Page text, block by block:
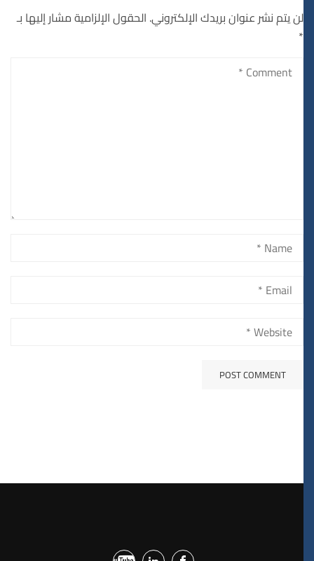
لن يتم نشر عنوان بريدك الإلكتروني.الحقول الإلزامية مشار إليها بـ